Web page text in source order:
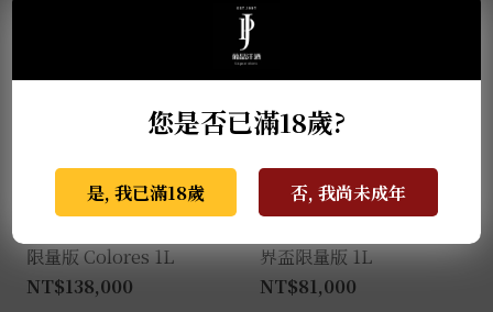
限量版 Colores 1L
NT$138,000
界盃限量版 1L
NT$81,000
您是否已滿18歲?
是, 我已滿18歲 否, 我尚未成年